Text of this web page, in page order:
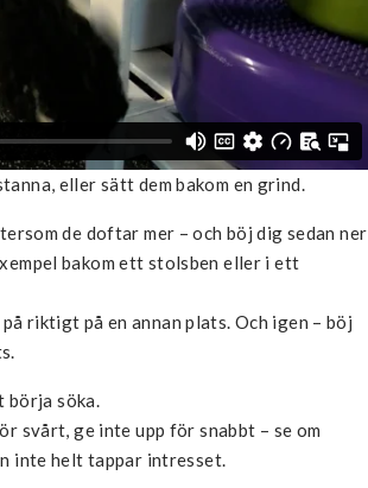
eller sätt dem bakom en grind.
de doftar mer – och böj dig sedan ner
bakom ett stolsben eller i ett
riktigt på en annan plats. Och igen – böj
börja söka.
svårt, ge inte upp för snabbt – se om
inte helt tappar intresset.